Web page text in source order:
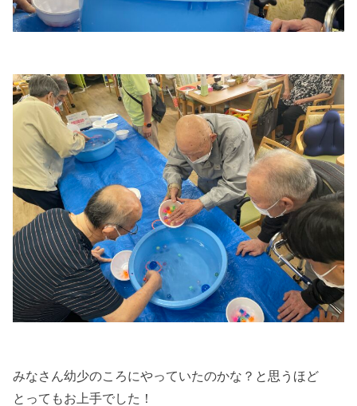
みなさん幼少のころにやっていたのかな？と思うほど
とってもお上手でした！